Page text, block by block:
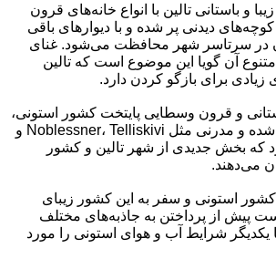
و باستانی تالین با انواع خانه‌های قرون
دیدنی پر شده و با دیوارهای باقی
در سرتاسر شهر محافظت می‌شود. غنای
آن گویا این موضوع است که تالین
زیادی برای بازگو کردن دارد.
و قرون وسطایی پایتخت کشور استونی،
مناطق تازه بازسازی شده و مدرنی مثل Noblessner، Telliskivi و
که بخش جدیدی از شهر تالین و کشور
می‌دهند.
کشور استونی و سفر به این کشور زیبای
است پیش از پرداختن به جاذبه‌های مختلف
یکدیگر شرایط آب و هوای استونی را مورد